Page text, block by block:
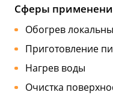
Сферы
Обогрев
Приготовление
Нагрев воды
Очистка